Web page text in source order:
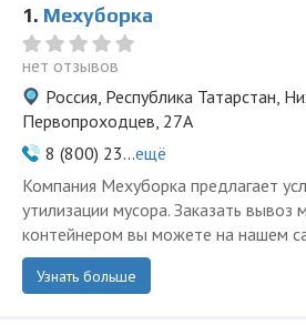
1. Мехуборка
нет отзывов
Россия, Республика Татарстан,
Первопроходцев, 27А
8 (800) 23...ещё
Компания Мехуборка предлагает
утилизации мусора. Заказать вывоз
контейнером вы можете на нашем
Узнать больше